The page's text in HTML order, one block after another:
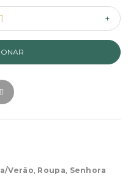
Verão, Roupa, Senhora